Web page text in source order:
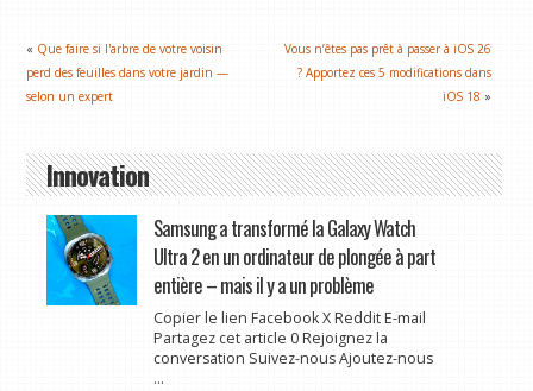
« Que faire si l'arbre de votre voisin
perd des feuilles dans votre jardin —
selon un expert
Vous n’êtes pas prêt à passer à iOS 26
? Apportez ces 5 modifications dans
iOS 18 »
Innovation
Samsung a transformé la Galaxy Watch
Ultra 2 en un ordinateur de plongée à part
entière – mais il y a un problème
Copier le lien Facebook X Reddit E-mail
Partagez cet article 0 Rejoignez la
conversation Suivez-nous Ajoutez-nous
...